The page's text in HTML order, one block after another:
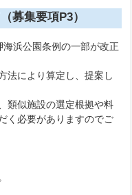
募集要項P3）
浜公園条例の一部が改正
法により算定し、提案し
類似施設の選定根拠や料
く必要がありますのでご